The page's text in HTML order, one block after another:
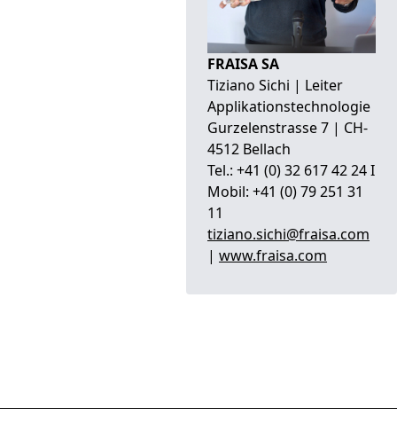
FRAISA SA
Tiziano Sichi | Leiter
Applikationstechnologie
Gurzelenstrasse 7 | CH-
4512 Bellach
Tel.: +41 (0) 32 617 42 24 I
Mobil: +41 (0) 79 251 31
11
tiziano.sichi@fraisa.com
| www.fraisa.com